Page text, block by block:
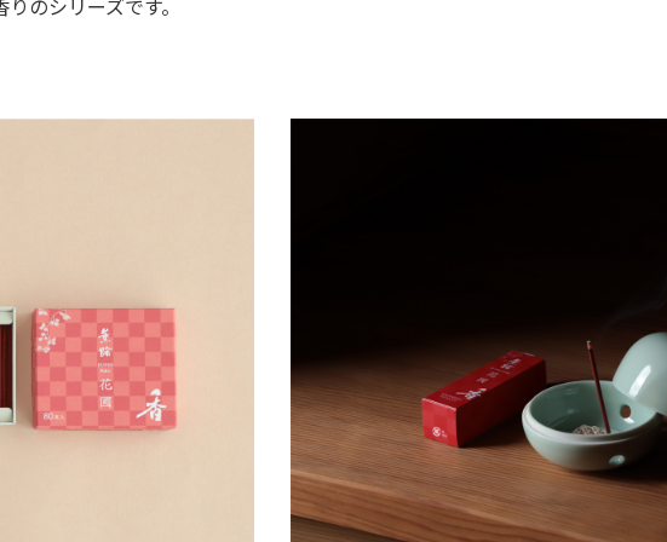
のシリーズです。